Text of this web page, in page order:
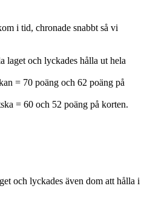
i tid, chronade snabbt så vi
laget och lyckades hålla ut hela
= 70 poäng och 62 poäng på
= 60 och 52 poäng på korten.
och lyckades även dom att hålla i